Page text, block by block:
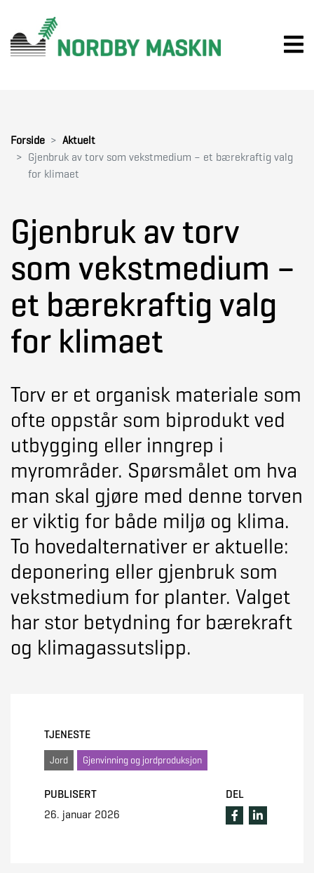
Forside
Aktuelt
Gjenbruk av torv som vekstmedium – et bærekraftig valg
for klimaet
Gjenbruk av torv
som vekstmedium –
et bærekraftig valg
for klimaet
Torv er et organisk materiale som
ofte oppstår som biprodukt ved
utbygging eller inngrep i
myrområder. Spørsmålet om hva
man skal gjøre med denne torven
er viktig for både miljø og klima.
To hovedalternativer er aktuelle:
deponering eller gjenbruk som
vekstmedium for planter. Valget
har stor betydning for bærekraft
og klimagassutslipp.
TJENESTE
Jord Gjenvinning og jordproduksjon
PUBLISERT
26. januar 2026
DEL